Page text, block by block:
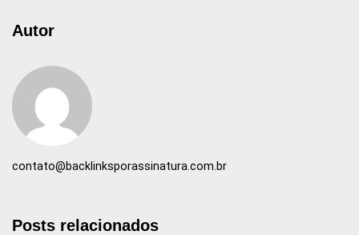
Autor
contato@backlinksporassinatura.com.br
Posts relacionados